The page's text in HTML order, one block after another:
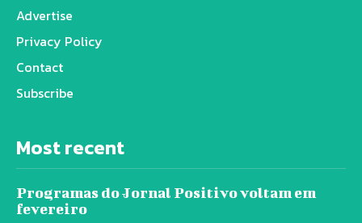
Advertise
Privacy Policy
Contact
Subscribe
Most recent
Programas do Jornal Positivo voltam em
fevereiro